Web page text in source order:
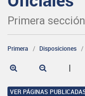
Primera sección
Primera Disposiciones
|
VER PÁGINAS